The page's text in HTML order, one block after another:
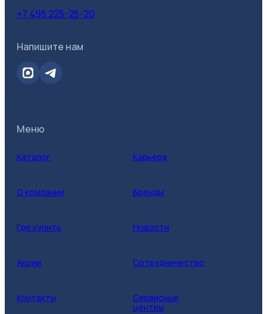
+7 495 225-25-20
Напишите нам
Меню
Каталог Карьера
О компании Бренды
Где купить Новости
Акции Сотрудничество
Контакты
Сервисные
центры